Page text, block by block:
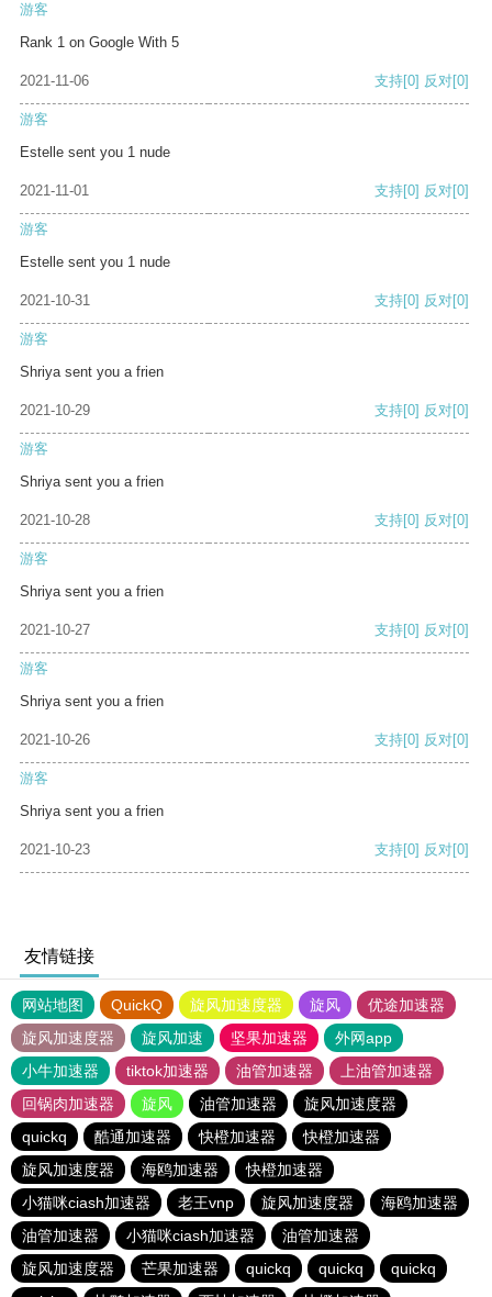
游客
Rank 1 on Google With 5
2021-11-06 支持[0] 反对[0]
游客
Estelle sent you 1 nude
2021-11-01 支持[0] 反对[0]
游客
Estelle sent you 1 nude
2021-10-31 支持[0] 反对[0]
游客
Shriya sent you a frien
2021-10-29 支持[0] 反对[0]
游客
Shriya sent you a frien
2021-10-28 支持[0] 反对[0]
游客
Shriya sent you a frien
2021-10-27 支持[0] 反对[0]
游客
Shriya sent you a frien
2021-10-26 支持[0] 反对[0]
游客
Shriya sent you a frien
2021-10-23 支持[0] 反对[0]
友情链接
网站地图 QuickQ 旋风加速度器 旋风
优途加速器
旋风加速度器
旋风加速 坚果加速器
外网app
小牛加速器
tiktok加速器 油管加速器
上油管加速器
回锅肉加速器
旋风 油管加速器
旋风加速度器
quickq
酷通加速器 快橙加速器
快橙加速器
旋风加速度器
海鸥加速器
快橙加速器
小猫咪ciash加速器
老王vnp 旋风加速度器
海鸥加速器
油管加速器
小猫咪ciash加速器
油管加速器
旋风加速度器
芒果加速器 quickq quickq
quickq